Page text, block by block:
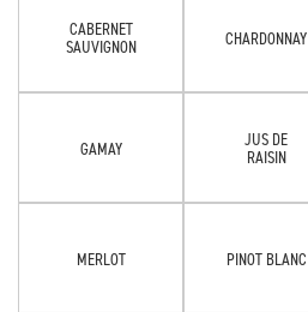
CABERNET
SAUVIGNON
CHARDONNAY
GAMAY
JUS DE
RAISIN
MERLOT PINOT BLANC